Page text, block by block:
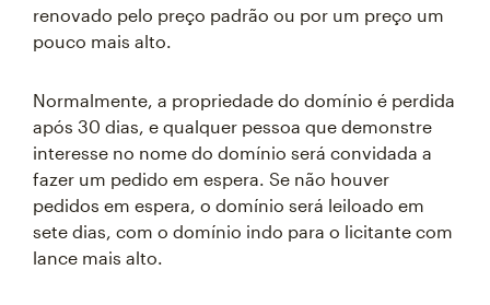
renovado pelo preço padrão ou por um preço um
pouco mais alto.
Normalmente, a propriedade do domínio é perdida
após 30 dias, e qualquer pessoa que demonstre
interesse no nome do domínio será convidada a
fazer um pedido em espera. Se não houver
pedidos em espera, o domínio será leiloado em
sete dias, com o domínio indo para o licitante com
lance mais alto.